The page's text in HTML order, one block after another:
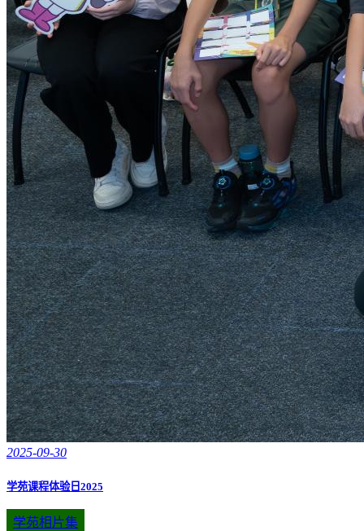
2025-09-30
学苑课程体验日2025
学苑相片集